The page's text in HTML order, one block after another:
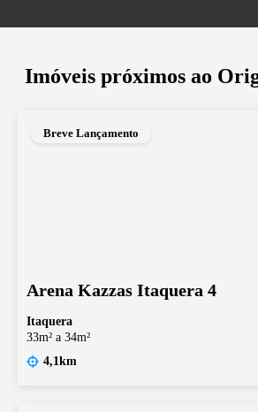
Imóveis próximos ao
Breve Lançamento
Arena Kazzas Itaquera 4
Itaquera
33m² a 34m²
4,1km